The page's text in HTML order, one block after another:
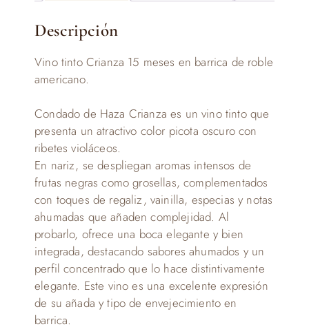
Descripción
Vino tinto Crianza 15 meses en barrica de roble
americano.
Condado de Haza Crianza es un vino tinto que
presenta un atractivo color picota oscuro con
ribetes violáceos.
En nariz, se despliegan aromas intensos de
frutas negras como grosellas, complementados
con toques de regaliz, vainilla, especias y notas
ahumadas que añaden complejidad. Al
probarlo, ofrece una boca elegante y bien
integrada, destacando sabores ahumados y un
perfil concentrado que lo hace distintivamente
elegante. Este vino es una excelente expresión
de su añada y tipo de envejecimiento en
barrica.